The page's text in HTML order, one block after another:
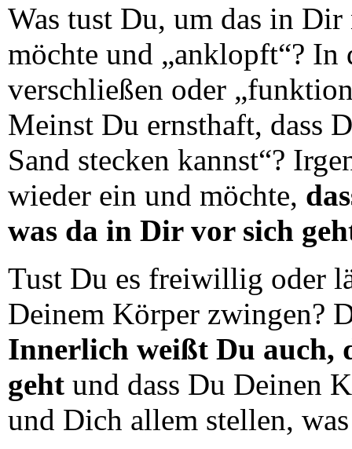
Was tust Du, um das in
möchte und „anklopft“?
verschließen oder
Meinst Du ernsthaft, dass
Sand stecken kannst“?
wieder ein und möchte,
was da in Dir vor sich
Tust Du es freiwillig oder
Deinem Körper zwingen?
Innerlich weißt Du auch,
geht und dass Du Deinen
und Dich allem stellen,